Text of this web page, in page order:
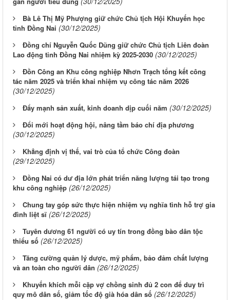
Bà Lê Thị Mỹ Phượng giữ chức Chủ tịch Hội Khuyến học
tỉnh Đồng Nai (30/12/2025)
Đồng chí Nguyễn Quốc Dũng giữ chức Chủ tịch Liên đoàn
Lao động tỉnh Đồng Nai nhiệm kỳ 2025-2030 (30/12/2025)
Đồn Công an Khu công nghiệp Nhơn Trạch tổng kết công
tác năm 2025 và triển khai nhiệm vụ công tác năm 2026
(30/12/2025)
Đẩy mạnh sản xuất, kinh doanh dịp cuối năm (30/12/2025)
Đổi mới hoạt động hội, nâng tầm báo chí địa phương
(30/12/2025)
Khẳng định vị thế, vai trò của tổ chức Công đoàn
(29/12/2025)
Đồng Nai có dư địa lớn phát triển năng lượng tái tạo trong
khu công nghiệp (26/12/2025)
Chung tay góp sức thực hiện nhiệm vụ nghĩa tình hỗ trợ gia
đình liệt sĩ (26/12/2025)
Tuyên dương 61 người có uy tín trong đồng bào dân tộc
thiểu số (26/12/2025)
Tăng cường quản lý dược, mỹ phẩm, bảo đảm chất lượng
và an toàn cho người dân (26/12/2025)
Khuyến khích mỗi cặp vợ chồng sinh đủ 2 con để duy trì
quy mô dân số, giảm tốc độ già hóa dân số (26/12/2025)